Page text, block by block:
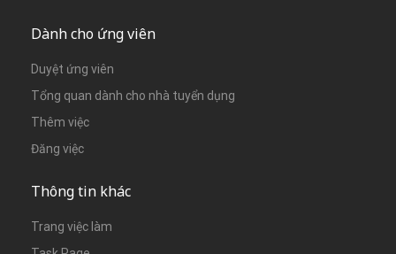
Dành cho ứng viên
Duyệt ứng viên
Tổng quan dành cho nhà tuyển dụng
Thêm việc
Đăng việc
Thông tin khác
Trang việc làm